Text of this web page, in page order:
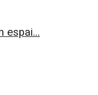
espai...